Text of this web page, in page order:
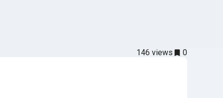
146 views 0